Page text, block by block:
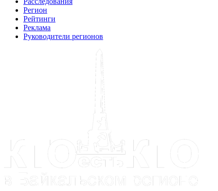
Регион
Рейтинги
Реклама
Руководители регионов